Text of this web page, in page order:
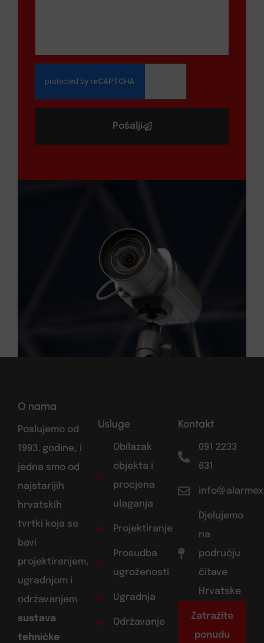
Pošalji
O nama
Poslujemo od
1993. godine, i
jedna smo od
najstarijih
hrvatskih
tvrtki koja se
bavi
projektiranjem,
ugradnjom i
održavanjem
sustava
tehničke
Usluge
Obilazak
objekta i
procjena
ulaganja
Projektiranje
Prosudba
ugroženosti
Ugradnja
Održavanje
Kontakt
091 2233
631
Djelujemo
na
području
čitave
Hrvatske
Zatražite
ponudu